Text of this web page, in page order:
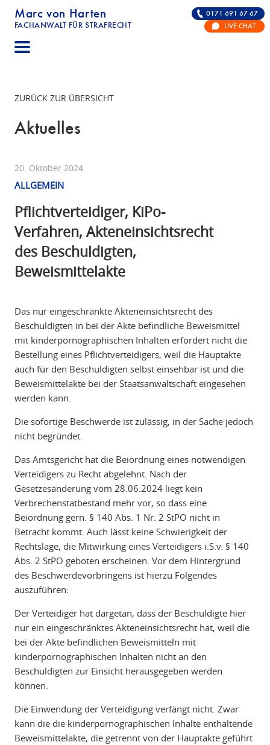
Marc von Harten
FACHANWALT FÜR STRAFRECHT
STRAFRECHT | RECHTSANWALT FÜR DIE
0171 691 67 67
LIVE CHAT
ZURÜCK ZUR ÜBERSICHT
Aktuelles
20. Oktober 2024
ALLGEMEIN
Pflichtverteidiger, KiPo-
Verfahren, Akteneinsichtsrecht
des Beschuldigten,
Beweismittelakte
Das nur eingeschränkte Akteneinsichtsrecht des
Beschuldigten in bei der Akte befindliche Beweismittel
mit kinderpornographischen Inhalten erfordert nicht die
Bestellung eines Pflichtverteidigers, weil die Hauptakte
auch für den Beschuldigten selbst einsehbar ist und die
Beweismittelakte bei der Staatsanwaltschaft eingesehen
werden kann.
Die sofortige Beschwerde ist zulässig, in der Sache jedoch
nicht begründet.
Das Amtsgericht hat die Beiordnung eines notwendigen
Verteidigers zu Recht abgelehnt. Nach der
Gesetzesänderung vom 28.06.2024 liegt kein
Verbrechenstatbestand mehr vor, so dass eine
Beiordnung gern. § 140 Abs. 1 Nr. 2 StPO nicht in
Betracht kommt. Auch lässt keine Schwierigkeit der
Rechtslage, die Mitwirkung eines Verteidigers i.S.v. § 140
Abs. 2 StPO geboten erscheinen. Vor dem Hintergrund
des Beschwerdevorbringens ist hierzu Folgendes
auszuführen:
Der Verteidiger hat dargetan, dass der Beschuldigte hier
nur ein eingeschränktes Akteneinsichtsrecht hat, weil die
bei der Akte befindlichen Beweismitteln mit
kinderpornographischen Inhalten nicht an den
Beschuldigten zur Einsicht herausgegeben werden
können.
Die Einwendung der Verteidigung verfängt nicht. Zwar
kann die die kinderpornographischen Inhalte enthaltende
Beweismittelakte, die getrennt von der Hauptakte geführt